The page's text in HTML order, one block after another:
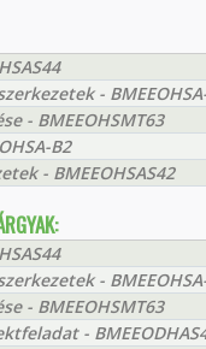
-
- BMEEOHSMT63
B2
- BMEEOHSAS42
-
- BMEEOHSMT63
-